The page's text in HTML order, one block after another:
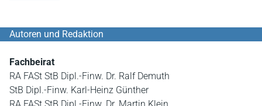
Autoren und Redaktion
Fachbeirat
RA FASt StB Dipl.-Finw. Dr. Ralf Demuth
StB Dipl.-Finw. Karl-Heinz Günther